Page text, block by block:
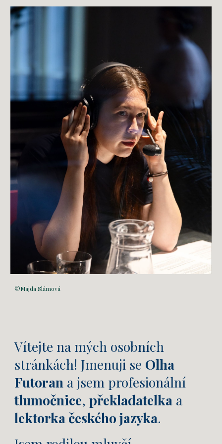
©Majda Slámová
Vítejte na mých osobních
stránkách! Jmenuji se Olha
Futoran a jsem profesionální
tlumočnice,překladatelka a
lektorka českého jazyka.